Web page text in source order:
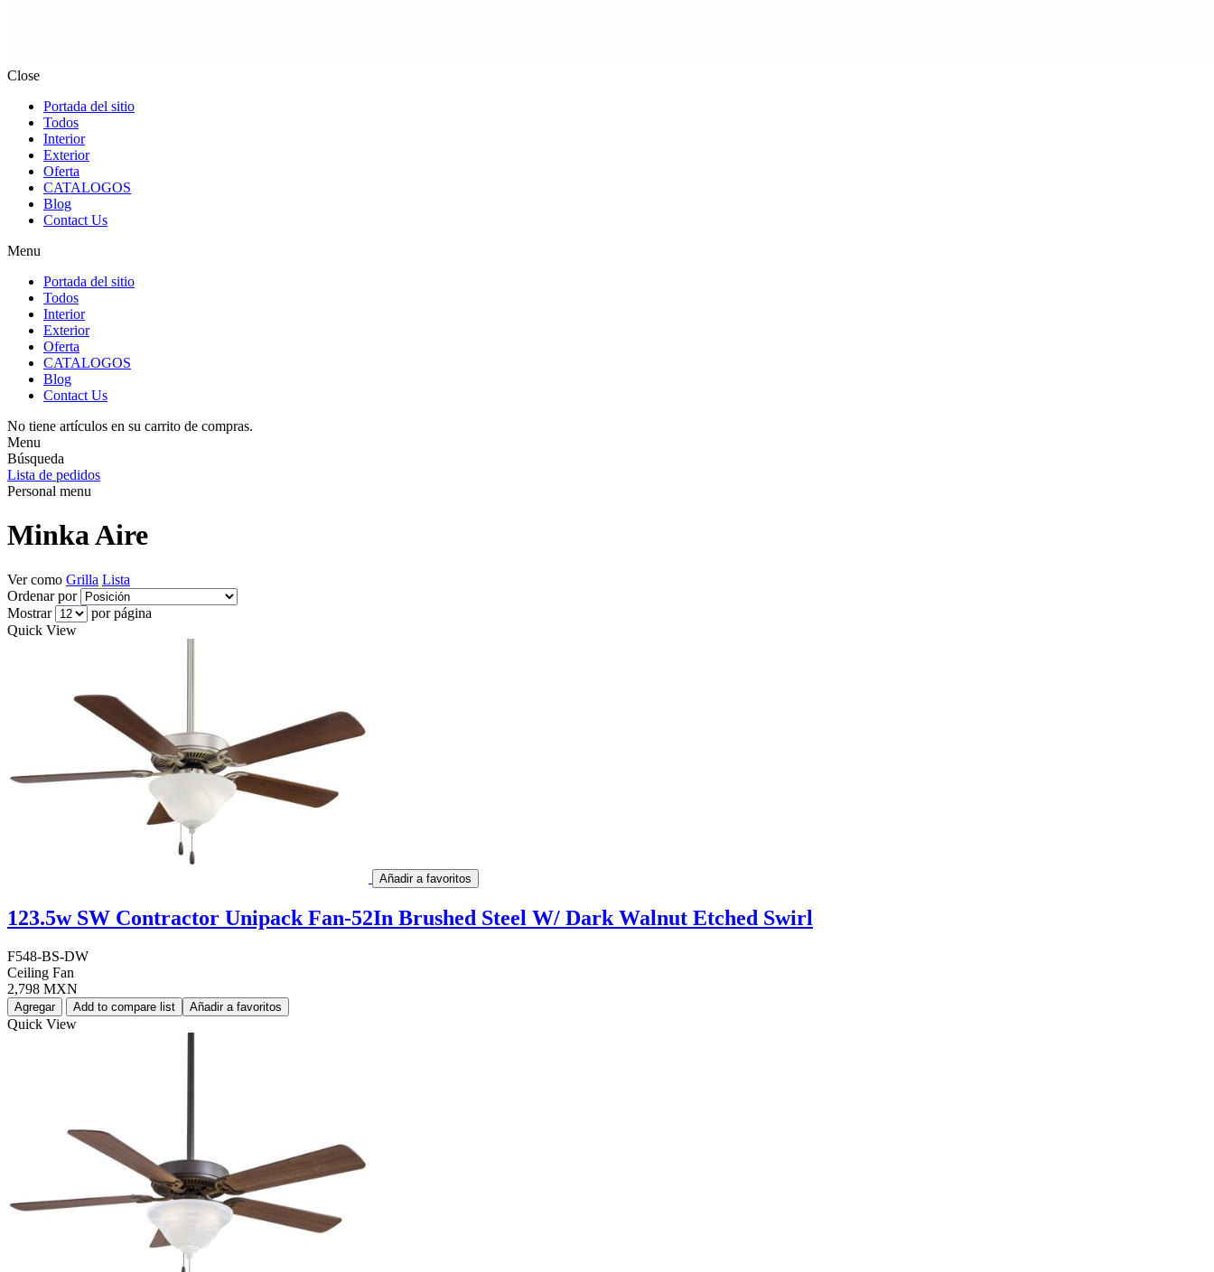
Close
Portada del sitio
Todos
Interior
Exterior
Oferta
CATALOGOS
Blog
Contact Us
Menu
Portada del sitio
Todos
Interior
Exterior
Oferta
CATALOGOS
Blog
Contact Us
No tiene artículos en su carrito de compras.
Menu
Búsqueda
Lista de pedidos
Personal menu
Minka Aire
Ver como Grilla Lista
Ordenar por
Mostrar
por página
Quick View
Añadir a favoritos
123.5w SW Contractor Unipack Fan-52In Brushed Steel W/ Dark Walnut Etched Swirl
F548-BS-DW
Ceiling Fan
2,798 MXN
Agregar Add to compare list Añadir a favoritos
Quick View